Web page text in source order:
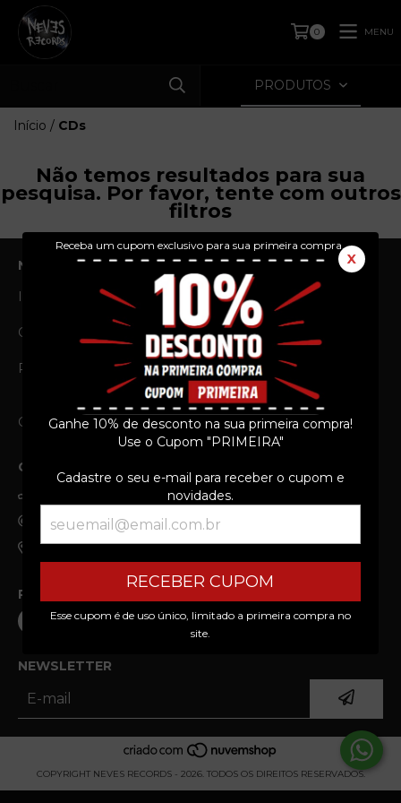
Receba um cupom exclusivo para sua primeira compra.
X
Ganhe 10% de desconto na sua primeira compra!
Use o Cupom "PRIMEIRA"
Cadastre o seu e-mail para receber o cupom e
novidades.
RECEBER CUPOM
Esse cupom é de uso único, limitado a primeira compra no
site.
0 MENU
PRODUTOS
Início / CDs
Não temos resultados para sua
pesquisa. Por favor, tente com outros
filtros
NAVEGAÇÃO
Início
Produtos
Quem Somos Prazos e Envios
Política de Privacidade
Política de Troca e
Devolução
Contato Newsletter
CONTATO
neves.records@gmail.com
Av Giaconda Cibin, 108 - Jardim Brasilia, Americana/SP
REDES SOCIAIS
NEWSLETTER
COPYRIGHT NEVES RECORDS - 2026. TODOS OS DIREITOS RESERVADOS.